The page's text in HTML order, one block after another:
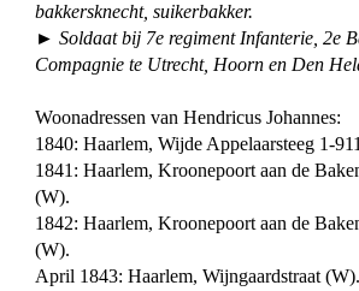
bakkersknecht, suikerbakker.
► Soldaat bij 7e regiment Infanterie, 2e
Compagnie te Utrecht, Hoorn en Den
Woonadressen van Hendricus Johannes:
1840: Haarlem, Wijde Appelaarsteeg 1-
1841: Haarlem, Kroonepoort aan de
(W).
1842: Haarlem, Kroonepoort aan de
(W).
April 1843: Haarlem, Wijngaardstraat (W).